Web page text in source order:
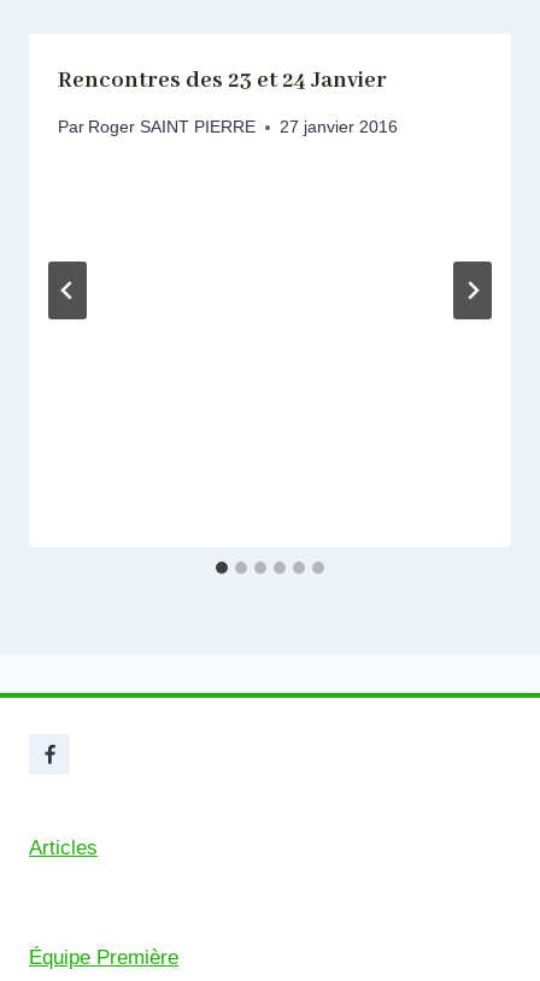
Rencontres des 23 et 24 Janvier
Par Roger SAINT PIERRE 27 janvier 2016
Articles
Équipe Première